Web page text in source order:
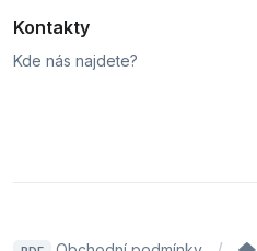
Kontakty
Kde nás najdete?